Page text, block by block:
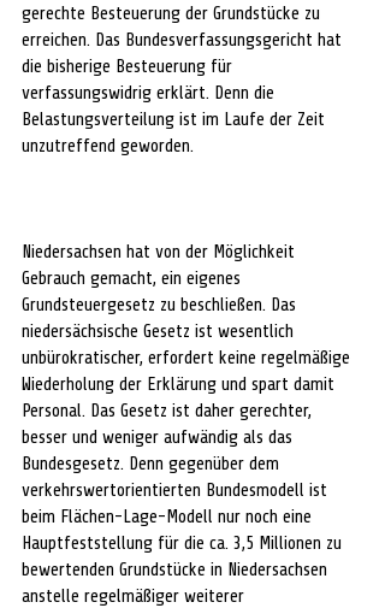
gerechte Besteuerung der Grundstücke zu
erreichen. Das Bundesverfassungsgericht hat
die bisherige Besteuerung für
verfassungswidrig erklärt. Denn die
Belastungsverteilung ist im Laufe der Zeit
unzutreffend geworden.
Niedersachsen hat von der Möglichkeit
Gebrauch gemacht, ein eigenes
Grundsteuergesetz zu beschließen. Das
niedersächsische Gesetz ist wesentlich
unbürokratischer, erfordert keine regelmäßige
Wiederholung der Erklärung und spart damit
Personal. Das Gesetz ist daher gerechter,
besser und weniger aufwändig als das
Bundesgesetz. Denn gegenüber dem
verkehrswertorientierten Bundesmodell ist
beim Flächen-Lage-Modell nur noch eine
Hauptfeststellung für die ca. 3,5 Millionen zu
bewertenden Grundstücke in Niedersachsen
anstelle regelmäßiger weiterer